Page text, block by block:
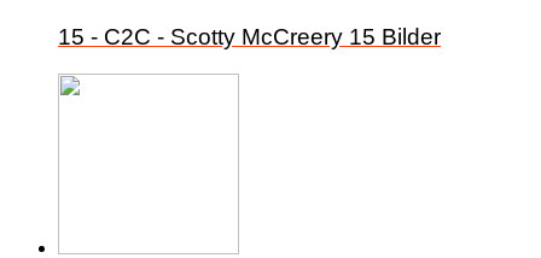
15 - C2C - Scotty McCreery 15 Bilder